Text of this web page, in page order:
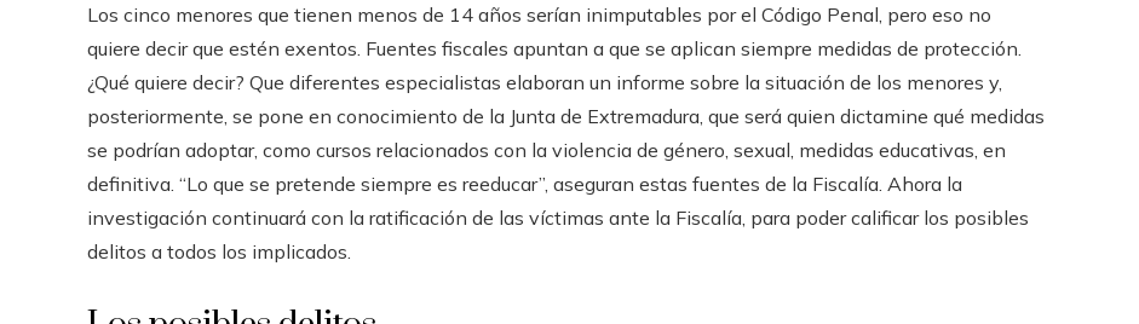
Los cinco menores que tienen menos de 14 años serían inimputables por el Código Penal, pero eso no
quiere decir que estén exentos. Fuentes fiscales apuntan a que se aplican siempre medidas de protección.
¿Qué quiere decir? Que diferentes especialistas elaboran un informe sobre la situación de los menores y,
posteriormente, se pone en conocimiento de la Junta de Extremadura, que será quien dictamine qué medidas
se podrían adoptar, como cursos relacionados con la violencia de género, sexual, medidas educativas, en
definitiva. “Lo que se pretende siempre es reeducar”, aseguran estas fuentes de la Fiscalía. Ahora la
investigación continuará con la ratificación de las víctimas ante la Fiscalía, para poder calificar los posibles
delitos a todos los implicados.